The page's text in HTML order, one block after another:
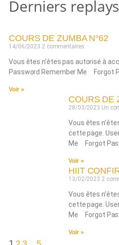
Derniers replays
COURS DE ZUMBA N°62
14/06/2023 2 commentaires
Vous êtes n’êtes pas autorisé à
Password Remember Me Forgot
Voir »
COURS DE
28/03/2023 Un
Vous êtes
cette page.
Me Forgot
Voir »
HIIT
13/02/2023 2
Vous êtes
cette page.
Me Forgot
Voir »